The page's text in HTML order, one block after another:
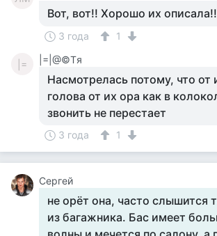
Вот, вот!! Хорошо их
3 года 1
|= |=|@©Tя
Насмотрелась потому, что от
голова от их ора как в
звонить не перестает
3 года 1
Сергей
не орёт она, часто слышится
из багажника. Бас имеет